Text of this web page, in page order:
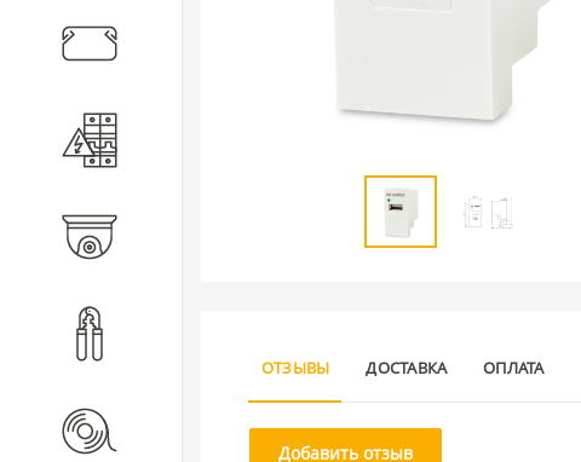
Расходные материалы
ОТЗЫВЫ ДОСТАВКА ОПЛАТА
Добавить отзыв